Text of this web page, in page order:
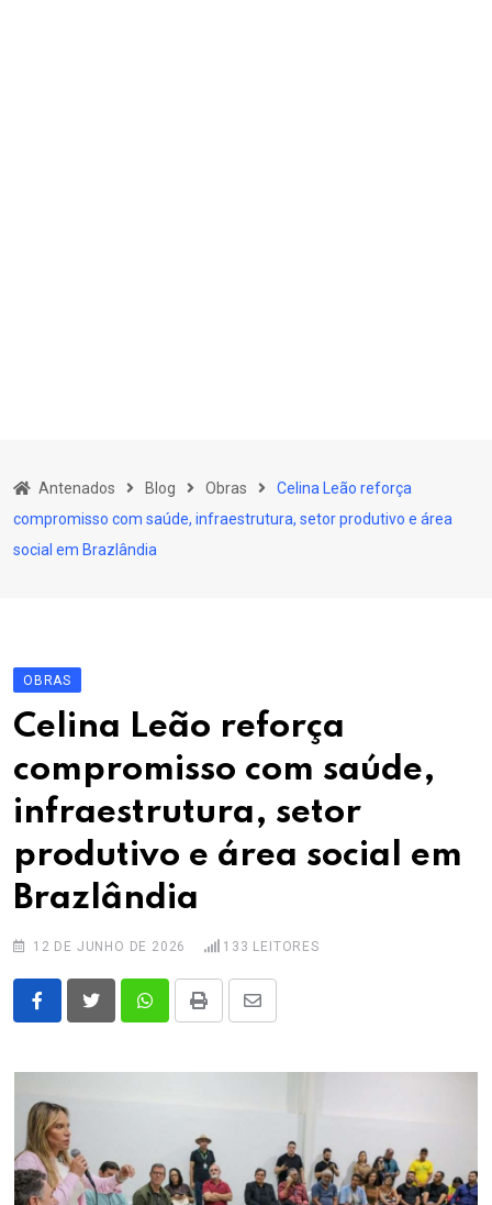
to
content
Antenados Blog Obras
Celina Leão reforça
compromisso com saúde, infraestrutura, setor produtivo e área
social em Brazlândia
OBRAS
Celina Leão reforça
compromisso com saúde,
infraestrutura, setor
produtivo e área social em
Brazlândia
12 DE JUNHO DE 2026 133 LEITORES
WhatsappPrint
Share
Email